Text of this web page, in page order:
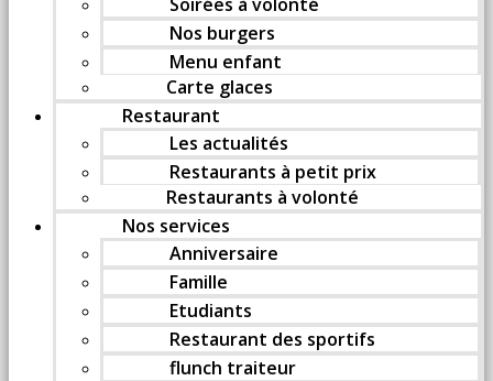
Nos burgers
Menu enfant
Carte glaces
Restaurant
Les actualités
Restaurants à petit prix
Restaurants à volonté
Nos services
Anniversaire
Famille
Etudiants
Restaurant des sportifs
flunch traiteur